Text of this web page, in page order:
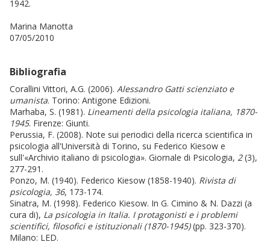
1942.
Marina Manotta
07/05/2010
Bibliografia
Corallini Vittori, A.G. (2006). Alessandro Gatti scienziato e
umanista. Torino: Antigone Edizioni.
Marhaba, S. (1981). Lineamenti della psicologia italiana, 1870-
1945. Firenze: Giunti.
Perussia, F. (2008). Note sui periodici della ricerca scientifica in
psicologia all'Università di Torino, su Federico Kiesow e
sull'«Archivio italiano di psicologia». Giornale di Psicologia, 2(3),
277-291.
Ponzo, M. (1940). Federico Kiesow (1858-1940). Rivista di
psicologia, 36, 173-174.
Sinatra, M. (1998). Federico Kiesow. In G. Cimino & N. Dazzi (a
cura di), La psicologia in Italia. I protagonisti e i problemi
scientifici, filosofici e istituzionali (1870-1945)(pp. 323-370).
Milano: LED.